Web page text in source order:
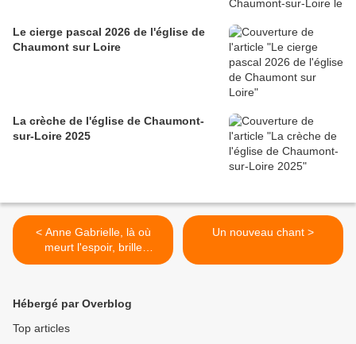
Le cierge pascal 2026 de l'église de
Chaumont sur Loire
La crèche de l'église de Chaumont-
sur-Loire 2025
< Anne Gabrielle, là où
meurt l'espoir, brille
l'espérance
Un nouveau chant >
Hébergé par Overblog
Top articles